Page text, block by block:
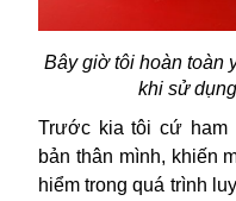
Bây giờ tôi hoàn toàn
khi sử
Trước kia tôi cứ ham
bản thân mình, khiến
hiểm trong quá trình